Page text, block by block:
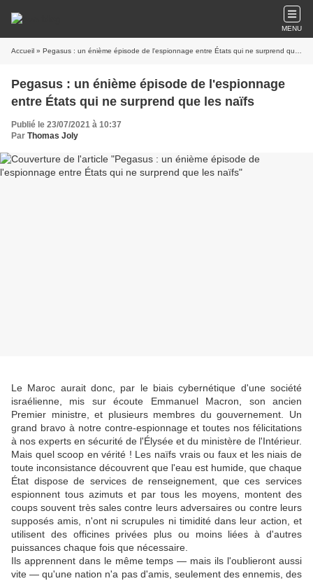
MENU
Accueil » Pegasus : un énième épisode de l'espionnage entre États qui ne surprend que les naïfs
Pegasus : un énième épisode de l'espionnage
entre États qui ne surprend que les naïfs
Publié le 23/07/2021 à 10:37
Par Thomas Joly
Le Maroc aurait donc, par le biais cybernétique d'une société
israélienne, mis sur écoute Emmanuel Macron, son ancien
Premier ministre, et plusieurs membres du gouvernement. Un
grand bravo à notre contre-espionnage et toutes nos félicitations
à nos experts en sécurité de l'Élysée et du ministère de l'Intérieur.
Mais quel scoop en vérité ! Les naïfs vrais ou faux et les niais de
toute inconsistance découvrent que l'eau est humide, que chaque
État dispose de services de renseignement, que ces services
espionnent tous azimuts et par tous les moyens, montent des
coups souvent très sales contre leurs adversaires ou contre leurs
supposés amis, n'ont ni scrupules ni timidité dans leur action, et
utilisent des officines privées plus ou moins liées à d'autres
puissances chaque fois que nécessaire.
Ils apprennent dans le même temps — mais ils l'oublieront aussi
vite — qu'une nation n'a pas d'amis, seulement des ennemis, des